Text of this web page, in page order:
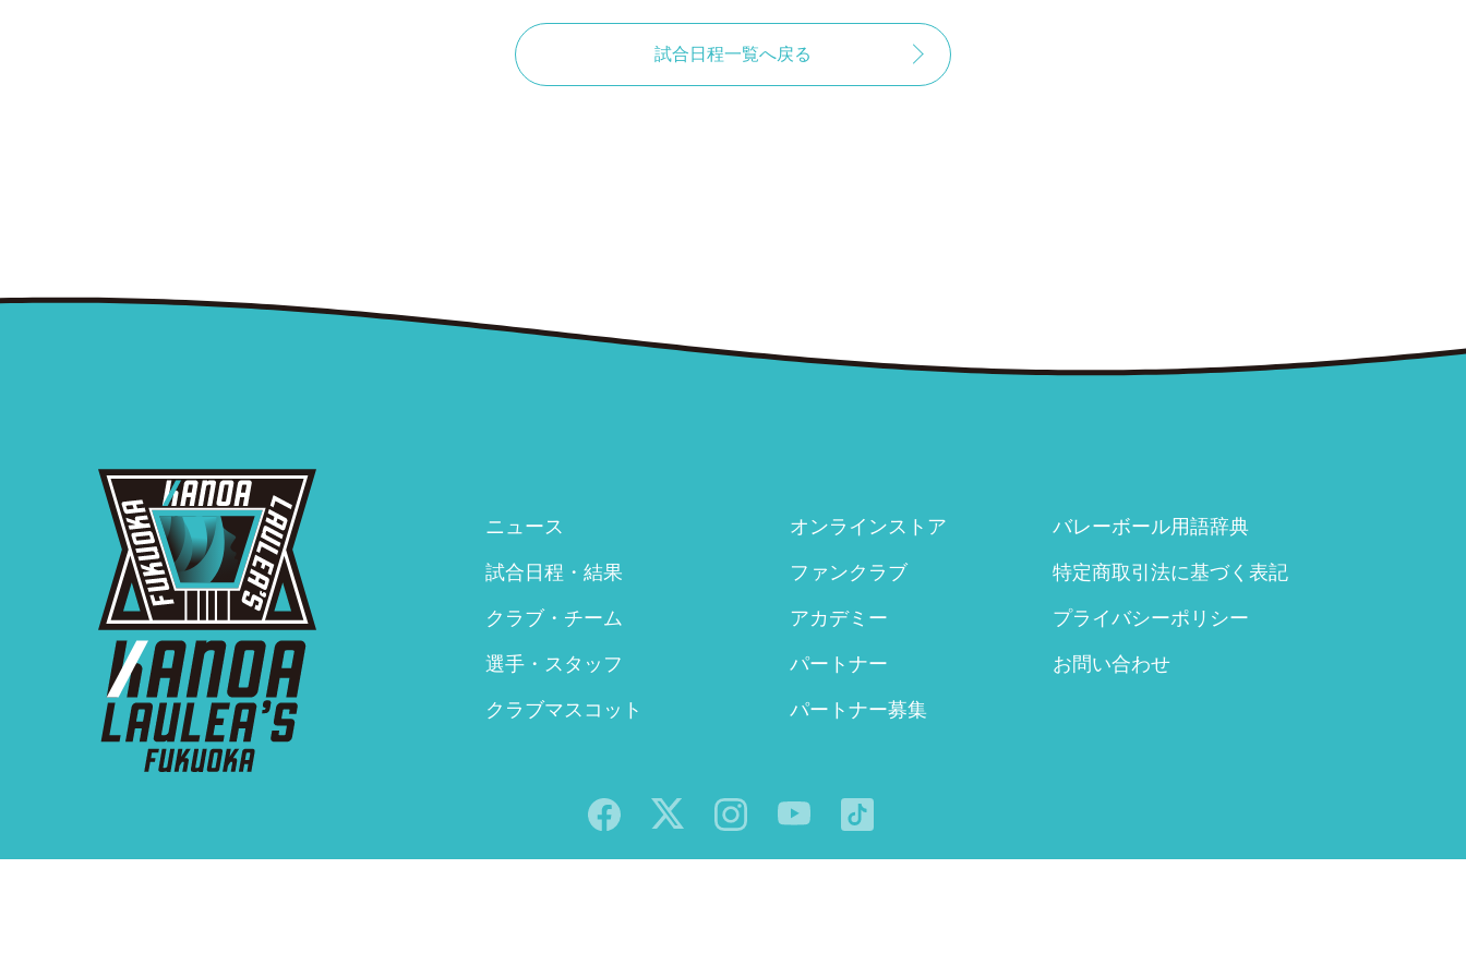
試合日程一覧へ戻る
ニュース
試合日程・結果
クラブ・チーム
選手・スタッフ
クラブマスコット
オンラインストア
ファンクラブ
アカデミー
パートナー
パートナー募集
バレーボール用語辞典
特定商取引法に基づく表記
プライバシーポリシー
お問い合わせ